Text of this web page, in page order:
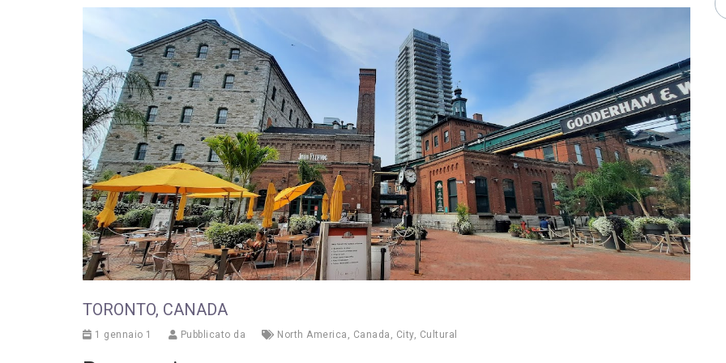
TORONTO, CANADA
1 gennaio 1 Pubblicato da North America , Canada , City, Cultural